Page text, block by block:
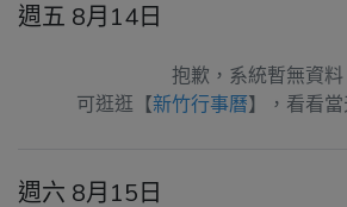
週五 8月14日
抱歉，系統暫無資料
可逛逛【新竹行事曆】，看看
週六 8月15日